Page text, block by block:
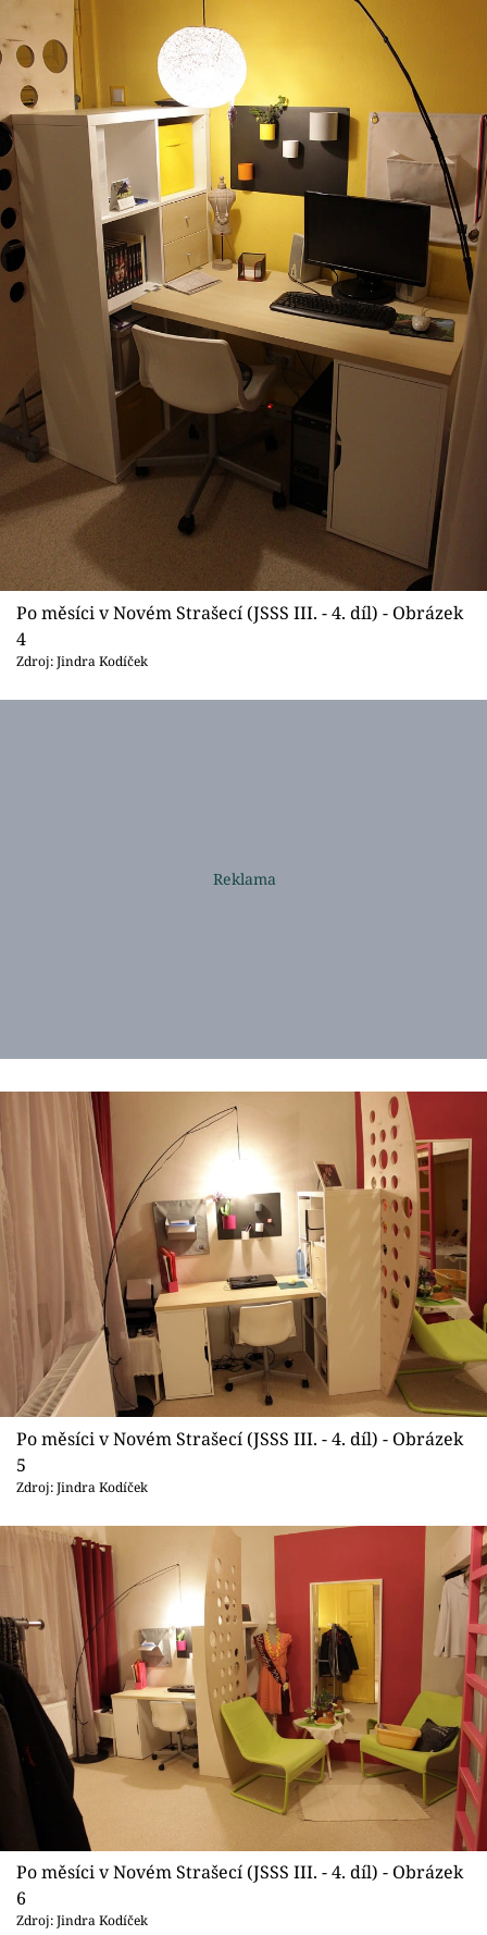
Po měsíci v Novém Strašecí (JSSS III. - 4. díl) - Obrázek
4
Zdroj: Jindra Kodíček
Po měsíci v Novém Strašecí (JSSS III. - 4. díl) - Obrázek
5
Zdroj: Jindra Kodíček
Po měsíci v Novém Strašecí (JSSS III. - 4. díl) - Obrázek
6
Zdroj: Jindra Kodíček